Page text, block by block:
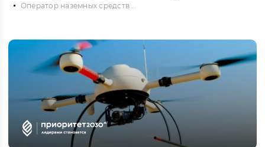
Оператор наземных средств управления беспилотным летательным аппаратом (реализуется совместно с ООО «Школа беспилотной авиации», г. Калининград)